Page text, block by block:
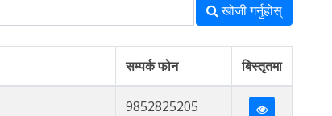
खोजी गर्नुहोस्
सम्पर्क फोन बिस्तृतमा
9852825205